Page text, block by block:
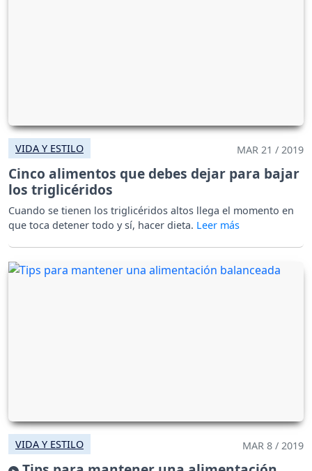
VIDA Y ESTILO MAR 21 / 2019
Cinco alimentos que debes dejar para bajar
los triglicéridos
Cuando se tienen los triglicéridos altos llega el momento en
que toca detener todo y sí, hacer dieta.
VIDA Y ESTILO MAR 8 / 2019